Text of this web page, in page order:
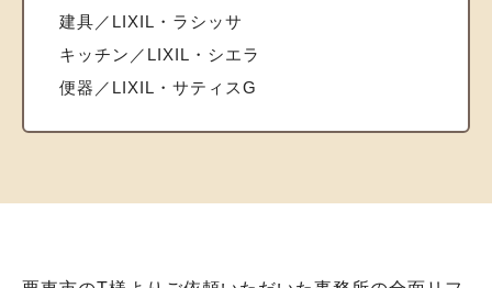
建具／LIXIL・ラシッサ
キッチン／LIXIL・シエラ
便器／LIXIL・サティスG